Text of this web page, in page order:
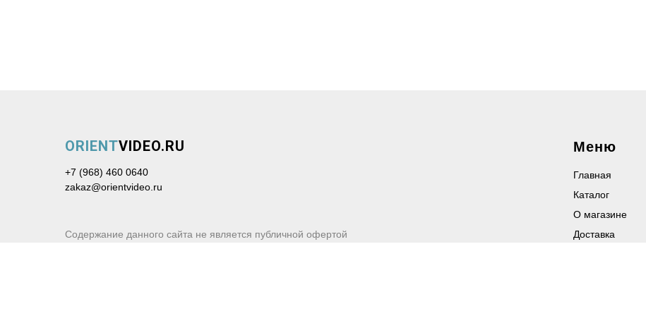
+7 (968) 460 0640
zakaz@orientvideo.ru
Меню
Главная
Каталог
О магазине
Доставка
ORIENTVIDEO.RU
Содержание данного сайта не является публичной офертой